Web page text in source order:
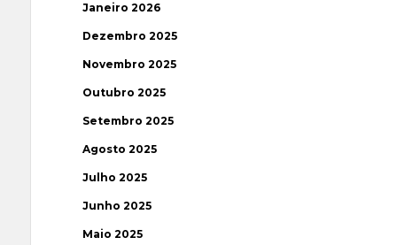
Janeiro 2026
Dezembro 2025
Novembro 2025
Outubro 2025
Setembro 2025
Agosto 2025
Julho 2025
Junho 2025
Maio 2025